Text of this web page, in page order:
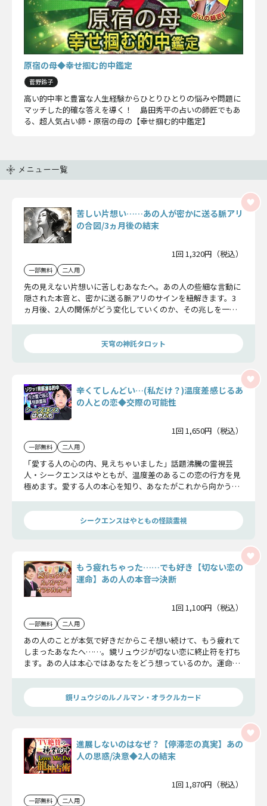
原宿の母◆幸せ掴む的中鑑定
菅野鈴子
高い的中率と豊富な人生経験からひとりひとりの悩みや問題に
マッチした的確な答えを導く！ 島田秀平の占いの師匠でもあ
る、超人気占い師・原宿の母の【幸せ掴む的中鑑定】
メニュー一覧
苦しい片想い……あの人が密かに送る脈アリ
の合図/3ヵ月後の結末
1回 1,320円（税込）
一部無料 二人用
先の見えない片想いに苦しむあなたへ。あの人の些細な言動に
隠された本音と、密かに送る脈アリのサインを紐解きます。3
ヵ月後、2人の関係がどう変化していくのか、その兆しを一緒
天穹の神託タロット
辛くてしんどい…(私だけ？)温度差感じるあ
の人との恋◆交際の可能性
1回 1,650円（税込）
一部無料 二人用
「愛する人の心の内、見えちゃいました」話題沸騰の霊視芸
人・シークエンスはやともが、温度差のあるこの恋の行方を見
極めます。愛する人の本心を知り、あなたがこれから向かうべ
シークエンスはやともの怪談霊視
もう疲れちゃった……でも好き【切ない恋の
運命】あの人の本音⇒決断
1回 1,100円（税込）
一部無料 二人用
あの人のことが本気で好きだからこそ想い続けて、もう疲れて
しまったあなたへ……。鏡リュウジが切ない恋に終止符を打ち
ます。あの人は本心ではあなたをどう想っているのか。運命を
か。すべてお話ししましょう。
鏡リュウジのルノルマン・オラクルカード
進展しないのはなぜ？【停滞恋の真実】あの
人の思惑/決意◆2人の結末
1回 1,870円（税込）
一部無料 二人用